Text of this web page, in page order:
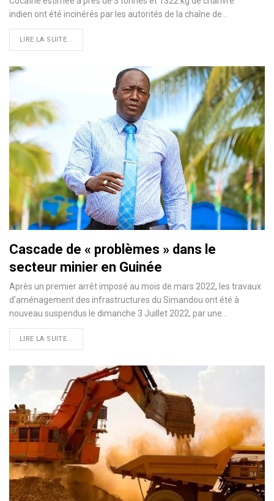
indien ont été incinérés par les autorités de la chaîne de…
LIRE LA SUITE...
Cascade de « problèmes » dans le
secteur minier en Guinée
Après un premier arrêt imposé au mois de mars 2022, les travaux
d’aménagement des infrastructures du Simandou ont été à
nouveau suspendus le dimanche 3 Juillet 2022, par une…
LIRE LA SUITE...